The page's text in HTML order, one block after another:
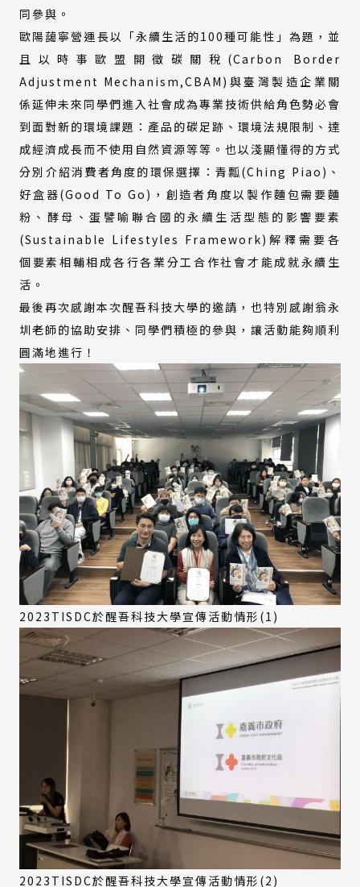
同參與。
歐陽藹寧營運長以「永續生活的100種可能性」為題，並
且以時事歐盟開徵碳關稅(Carbon Border
Adjustment Mechanism,CBAM)與臺灣製造企業關
係延伸未來同學們進入社會成為專業技術供給角色勢必會
到面對新的環境課題：產品的碳足跡、環境法規限制、達
成經濟成長而不使用自然資源等等。也以淺顯懂得的方式
分別介紹消費者角度的環保選擇：青瓢(Ching Piao)、
好盒器(Good To Go)，創造者角度以製作麵包需要麵
粉、酵母、蛋譬喻聯合國的永續生活型態的影響要素
(Sustainable Lifestyles Framework)解釋需要各
個要素相輔相成各行各業分工合作社會才能成就永續生
活。
最後再次感謝本次醒吾科技大學的邀請，也特別感謝翁永
圳老師的協助安排、同學們積極的參與，讓活動能夠順利
圓滿地進行！
2023TISDC於醒吾科技大學宣傳活動情形(1)
2023TISDC於醒吾科技大學宣傳活動情形(2)